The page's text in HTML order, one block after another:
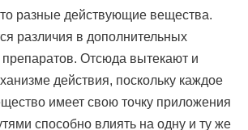
разные действующие вещества.
различия в дополнительных
препаратов. Отсюда вытекают и
действия, поскольку каждое
имеет свою точку приложения
способно влиять на одну и ту же